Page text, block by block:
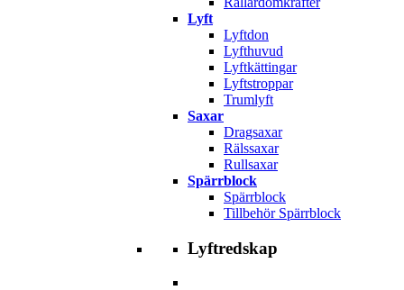
Lyft
Lyftdon
Lyfthuvud
Lyftkättingar
Lyftstroppar
Trumlyft
Saxar
Dragsaxar
Rälssaxar
Rullsaxar
Spärrblock
Spärrblock
Tillbehör Spärrblock
Lyftredskap